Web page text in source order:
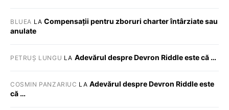
BLUEA LACompensații pentru zboruri charter întârziate sau
anulate
PETRUȘ LUNGU LA Adevărul despre Devron Riddle este că …
COSMIN PANZARIUC LA Adevărul despre Devron Riddle este
că …